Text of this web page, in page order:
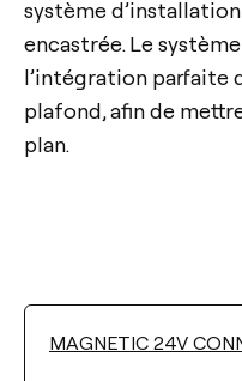
système
encastrée. Le
l’intégration parfaite
plafond, afin de
plan.
FLUX LUMINEUX
MAGNETIC 24V